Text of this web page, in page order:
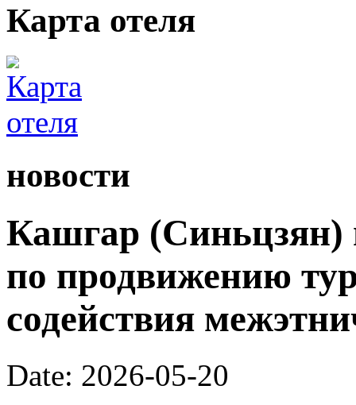
Карта отеля
новости
Кашгар (Синьцзян)
по продвижению
содействия
Date: 2026-05-20